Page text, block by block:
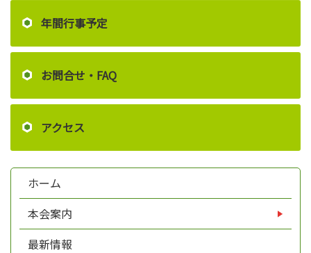
年間行事予定
お問合せ・FAQ
アクセス
ホーム
本会案内
最新情報